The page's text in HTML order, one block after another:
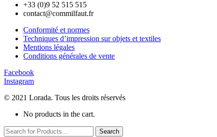
+33 (0)9 52 515 515
contact@commilfaut.fr
Conformité et normes
Techniques d’impression sur objets et textiles
Mentions légales
Conditions générales de vente
Facebook
Instagram
© 2021 Lorada. Tous les droits réservés
No products in the cart.
Search